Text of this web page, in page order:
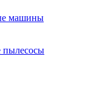
машины
пылесосы